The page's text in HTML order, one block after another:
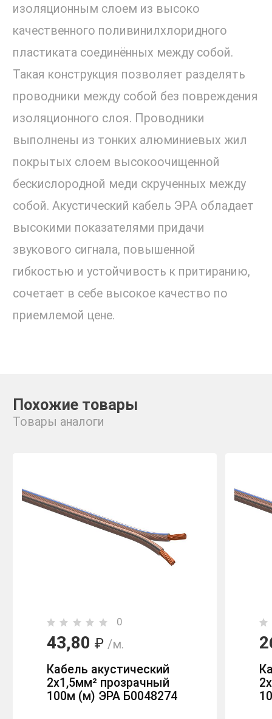
изоляционным слоем из высоко
качественного поливинилхлоридного
пластиката соединённых между собой.
Такая конструкция позволяет разделять
проводники между собой без повреждения
изоляционного слоя. Проводники
выполнены из тонких алюминиевых жил
покрытых слоем высокоочищенной
бескислородной меди скрученных между
собой. Акустический кабель ЭРА обладает
высокими показателями придачи
звукового сигнала, повышенной
гибкостью и устойчивость к притиранию,
сочетает в себе высокое качество по
приемлемой цене.
Похожие товары
Товары аналоги
0
43,80 ₽ /м.
Кабель акустический
2х1,5мм² прозрачный
100м (м) ЭРА Б0048274